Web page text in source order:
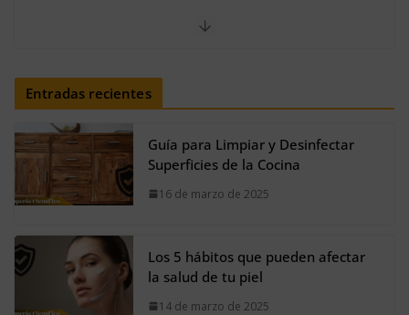
encuentra la palabra LOBO en el
Entradas recientes
Guía para Limpiar y Desinfectar
Superficies de la Cocina
16 de marzo de 2025
Los 5 hábitos que pueden afectar
la salud de tu piel
14 de marzo de 2025